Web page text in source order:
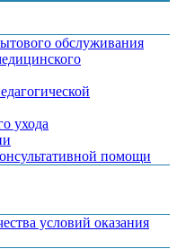
обслуживания
ухода
помощи
условий оказания